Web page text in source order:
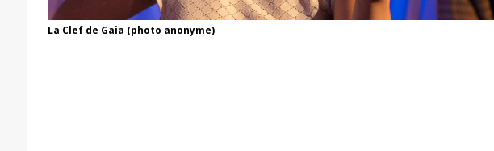
La Clef de Gaia (photo anonyme)